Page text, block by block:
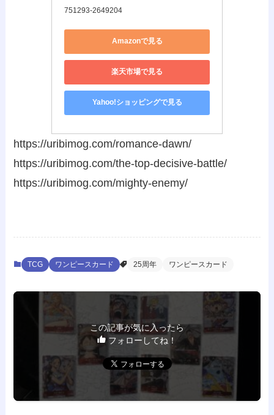
751293-2649204
Amazonで見る
楽天市場で見る
Yahoo!ショッピングで見る
https://uribimog.com/romance-dawn/
https://uribimog.com/the-top-decisive-battle/
https://uribimog.com/mighty-enemy/
TCG ワンピースカード 25周年 ワンピースカード
この記事が気に入ったら
フォローしてね！